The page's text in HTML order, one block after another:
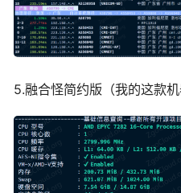
5.融合怪简约版（我的这款